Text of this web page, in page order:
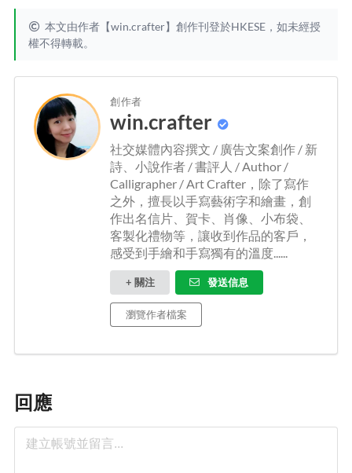
本文由作者【win.crafter】創作刊登於HKESE，如未經授
權不得轉載。
創作者
win.crafter
社交媒體內容撰文 / 廣告文案創作 / 新
詩、小說作者 / 書評人 / Author /
Calligrapher / Art Crafter，除了寫作
之外，擅長以手寫藝術字和繪畫，創
作出名信片、賀卡、肖像、小布袋、
客製化禮物等，讓收到作品的客戶，
感受到手繪和手寫獨有的溫度......
+ 關注 發送信息
瀏覽作者檔案
回應